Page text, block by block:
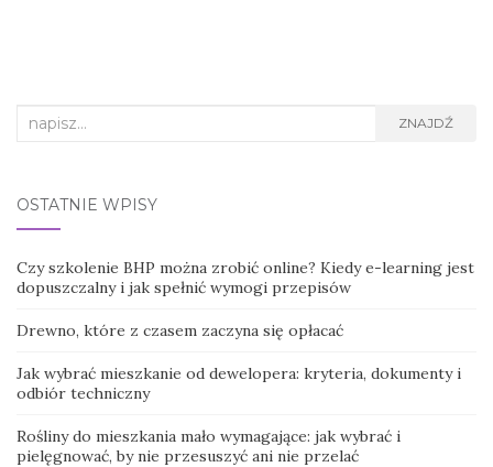
Search
ZNAJDŹ
OSTATNIE WPISY
Czy szkolenie BHP można zrobić online? Kiedy e-learning jest
dopuszczalny i jak spełnić wymogi przepisów
Drewno, które z czasem zaczyna się opłacać
Jak wybrać mieszkanie od dewelopera: kryteria, dokumenty i
odbiór techniczny
Rośliny do mieszkania mało wymagające: jak wybrać i
pielęgnować, by nie przesuszyć ani nie przelać